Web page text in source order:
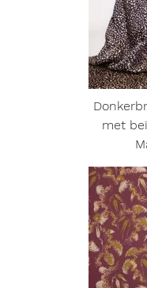
met